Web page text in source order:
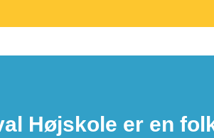
Højskole er en